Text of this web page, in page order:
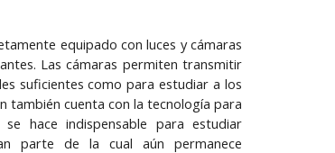
equipado con luces y cámaras
Las cámaras permiten transmitir
suficientes como para estudiar a los
también cuenta con la tecnología para
hace indispensable para estudiar
parte de la cual aún permanece